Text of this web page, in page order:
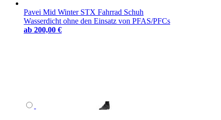
Pavei Mid Winter STX Fahrrad Schuh
Wasserdicht ohne den Einsatz von PFAS/PFCs
ab 200,00 €